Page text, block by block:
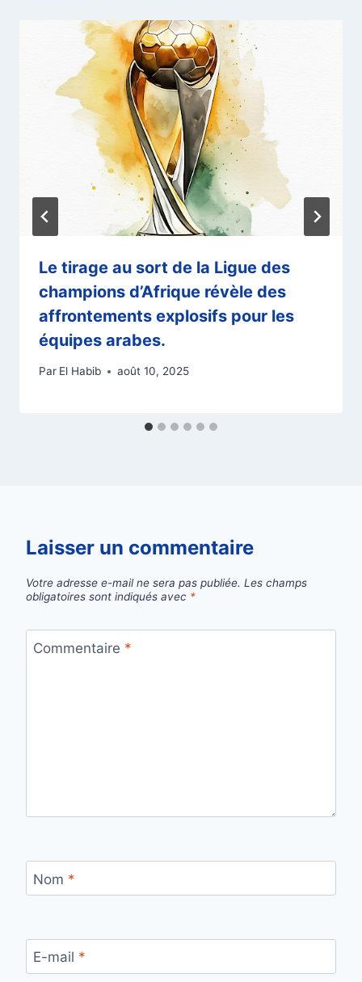
Le tirage au sort de la Ligue des
champions d’Afrique révèle des
affrontements explosifs pour les
équipes arabes.
Par El Habib août 10, 2025
Laisser un commentaire
Votre adresse e-mail ne sera pas publiée. Les champs
obligatoires sont indiqués avec *
Commentaire *
Nom *
E-mail *